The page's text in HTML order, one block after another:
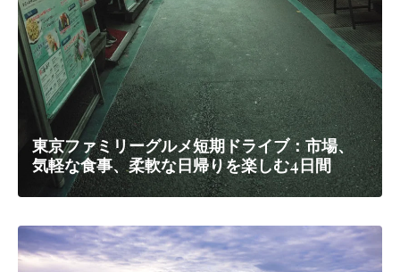
東京ファミリーグルメ短期ドライブ：市場、
気軽な食事、柔軟な日帰りを楽しむ4日間